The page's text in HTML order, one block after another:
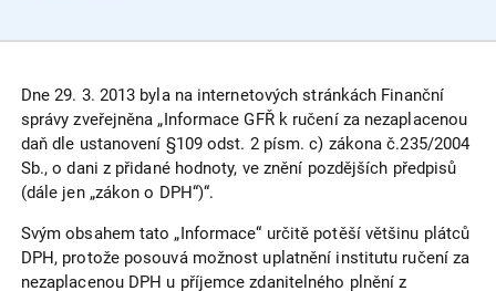
Dne 29. 3. 2013 byla na internetových stránkách Finanční
správy zveřejněna „Informace GFŘ k ručení za nezaplacenou
daň dle ustanovení §109 odst. 2 písm. c) zákona č.235/2004
Sb., o dani z přidané hodnoty, ve znění pozdějších předpisů
(dále jen „zákon o DPH“)“.
Svým obsahem tato „Informace“ určitě potěší většinu plátců
DPH, protože posouvá možnost uplatnění institutu ručení za
nezaplacenou DPH u příjemce zdanitelného plnění z